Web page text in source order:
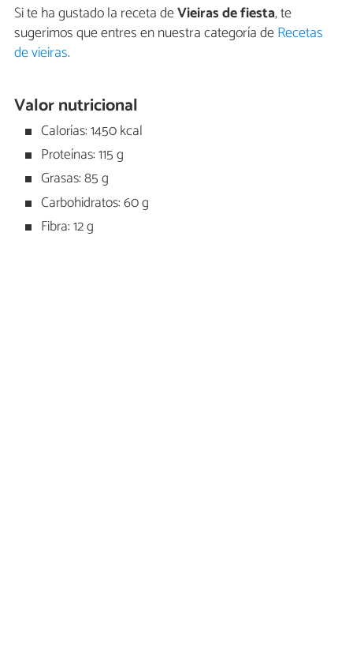
Si te ha gustado la receta deVieiras de fiesta, te
sugerimos que entres en nuestra categoría deRecetas
de vieiras.
Valor nutricional
Calorías: 1450 kcal
Proteínas: 115 g
Grasas: 85 g
Carbohidratos: 60 g
Fibra: 12 g